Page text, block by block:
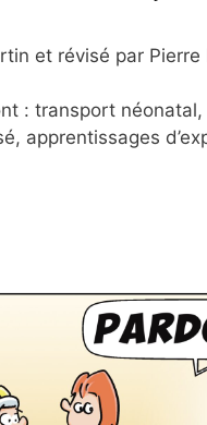
et révisé par
: transport
apprentissages